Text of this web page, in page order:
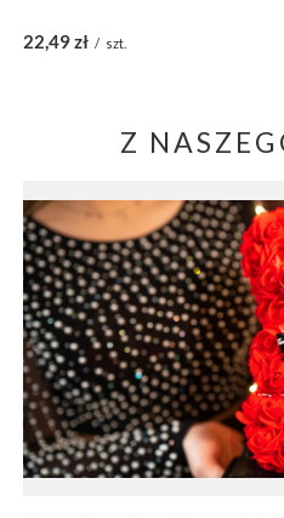
22,49 zł / szt.
Z